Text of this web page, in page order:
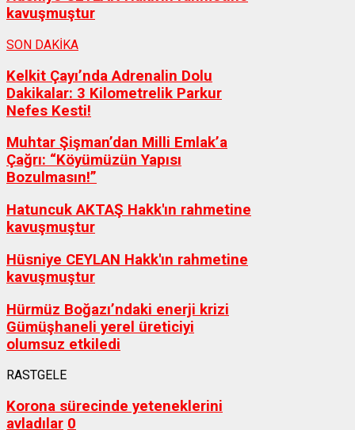
kavuşmuştur
SON DAKİKA
Kelkit Çayı’nda Adrenalin Dolu
Dakikalar: 3 Kilometrelik Parkur
Nefes Kesti!
Muhtar Şişman’dan Milli Emlak’a
Çağrı: “Köyümüzün Yapısı
Bozulmasın!”
Hatuncuk AKTAŞ Hakk'ın rahmetine
kavuşmuştur
Hüsniye CEYLAN Hakk'ın rahmetine
kavuşmuştur
Hürmüz Boğazı’ndaki enerji krizi
Gümüşhaneli yerel üreticiyi
olumsuz etkiledi
RASTGELE
Korona sürecinde yeteneklerini
avladılar 0